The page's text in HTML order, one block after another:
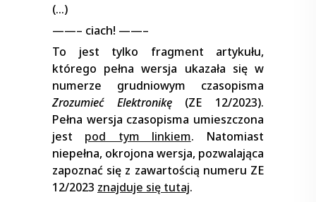
(…)
——– ciach! ——–
To jest tylko fragment artykułu,
którego pełna wersja ukazała się w
numerze grudniowym czasopisma
Zrozumieć Elektronikę(ZE 12/2023).
Pełna wersja czasopisma umieszczona
jest pod tym linkiem. Natomiast
niepełna, okrojona wersja, pozwalająca
zapoznać się z zawartością numeru ZE
12/2023 znajduje się tutaj.